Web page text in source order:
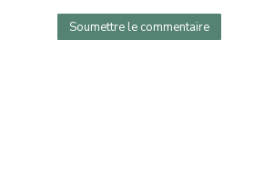
Soumettre le commentaire